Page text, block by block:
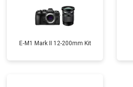
E‑M1 Mark II 12-200mm Kit